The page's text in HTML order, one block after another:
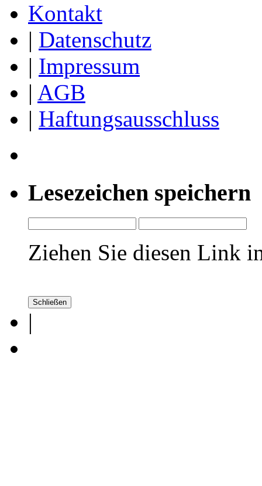
Kontakt
| Datenschutz
| Impressum
| AGB
| Haftungsausschluss
Lesezeichen speichern
Ziehen Sie diesen Link
Schließen
|